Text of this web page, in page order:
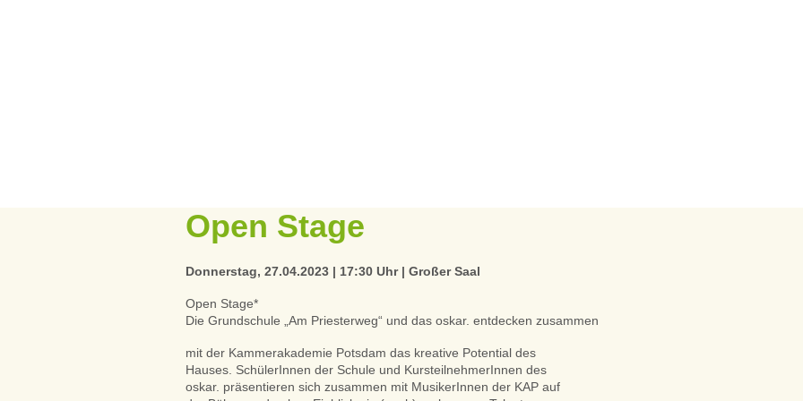
Open Stage
Donnerstag, 27.04.2023 | 17:30 Uhr | Großer Saal
Open Stage*
Die Grundschule „Am Priesterweg“ und das oskar. entdecken zusammen
mit der Kammerakademie Potsdam das kreative Potential des
Hauses. SchülerInnen der Schule und KursteilnehmerInnen des
oskar. präsentieren sich zusammen mit MusikerInnen der KAP auf